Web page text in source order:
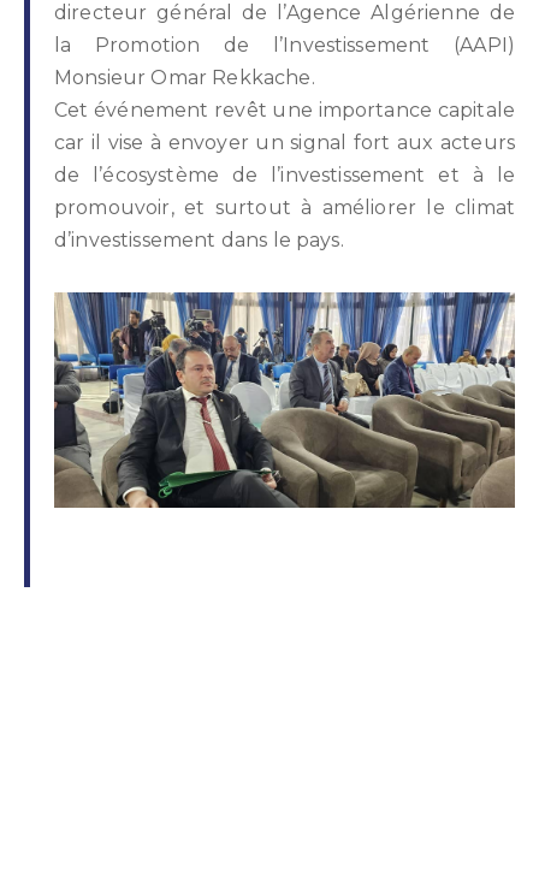
directeur général de l’Agence Algérienne de
la Promotion de l’Investissement (AAPI)
Monsieur Omar Rekkache.
Cet événement revêt une importance capitale
car il vise à envoyer un signal fort aux acteurs
de l’écosystème de l’investissement et à le
promouvoir, et surtout à améliorer le climat
d’investissement dans le pays.